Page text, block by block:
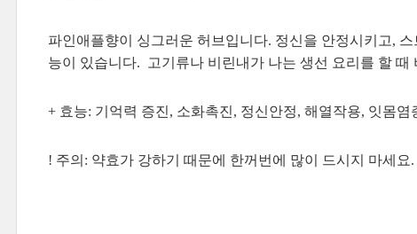
파인애플향이 싱그러운 허브입니다. 정신을 안정시키고,
능이 있습니다. 고기류나 비린내가 나는 생선 요리를 할 때
+ 효능: 기억력 증진, 소화촉진, 정신안정, 해열작용, 잇몸
! 주의: 약효가 강하기 때문에 한꺼번에 많이 드시지 마세요.